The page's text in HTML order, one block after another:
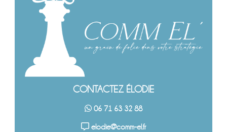
CONTACTEZ ÉLODIE
06 71 63 32 88
elodie@comm-el.fr